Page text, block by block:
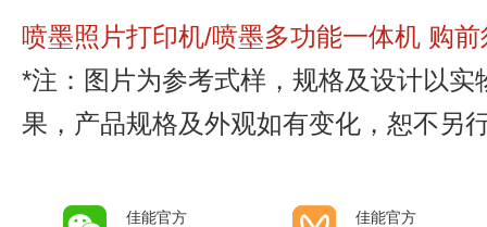
喷墨照片打印机/喷墨多功能一体机 购
*注：图片为参考式样，规格及设计以
果，产品规格及外观如有变化，恕不另
佳能官方 佳能官方